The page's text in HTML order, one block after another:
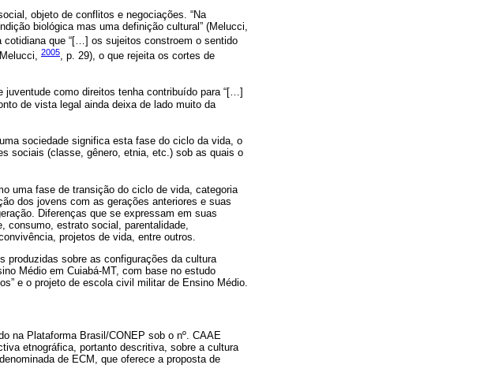
objeto de conflitos e negociações. “Na
biológica mas uma definição cultural” (Melucci,
que “[…] os sujeitos constroem o sentido
2005, p. 29), o que rejeita os cortes de
como direitos tenha contribuído para “[…]
de vista legal ainda deixa de lado muito da
sociedade significa esta fase do ciclo da vida, o
sociais (classe, gênero, etnia, etc.) sob as quais o
uma fase de transição do ciclo de vida, categoria
dos jovens com as gerações anteriores e suas
Diferenças que se expressam em suas
consumo, estrato social, parentalidade,
projetos de vida, entre outros.
produzidas sobre as configurações da cultura
Médio em Cuiabá-MT, com base no estudo
e o projeto de escola civil militar de Ensino Médio.
na Plataforma Brasil/CONEP sob o nº. CAAE
etnográfica, portanto descritiva, sobre a cultura
de ECM, que oferece a proposta de